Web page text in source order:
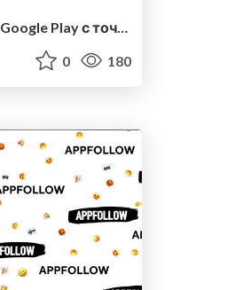
0 180